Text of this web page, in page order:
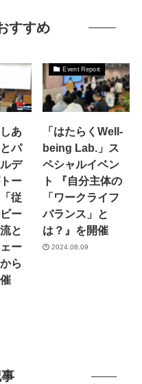
すすめ
あ
パ
デ
ー
従
ー
と
ー
ら
Event Report
「はたらくWell-
being Lab.」ス
ペシャルイベン
ト 『自分主体の
「ワークライフ
バランス」と
は？』を開催
2024.08.09